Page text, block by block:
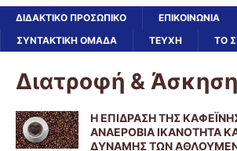
ΔΙΔΑΚΤΙΚΟ ΠΡΟΣΩΠΙΚΟ
ΕΠΙΚΟΙΝΩΝΙΑ
ΣΥΝΤΑΚΤΙΚΗ ΟΜΑΔΑ
ΤΕΥΧΗ ΤΟ
Διατροφή & Άσκηση
Η ΕΠΙΔΡΑΣΗ ΤΗΣ
ΑΝΑΕΡΟΒΙΑ ΙΚΑΝΟΤΗΤΑ
ΔΥΝΑΜΗΣ ΤΩΝ